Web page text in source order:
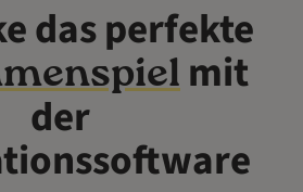
das perfekte
mit
der